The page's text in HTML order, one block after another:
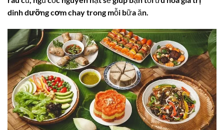
dinh dưỡng cơm chaytrong mỗi bữa ăn.